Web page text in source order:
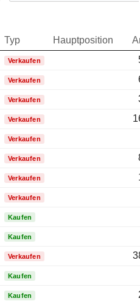
Typ Hauptposition
EXECUTIVE
Verkaufen
EXECUTIVE
Verkaufen
EXECUTIVE
Verkaufen
EXECUTIVE
Verkaufen
EXECUTIVE
Verkaufen
EXECUTIVE
Verkaufen
EXECUTIVE
Verkaufen
EXECUTIVE
Verkaufen
EXECUTIVE
Kaufen
EXECUTIVE
Kaufen
Verkaufen
EXECUTIVE
Kaufen
Kaufen